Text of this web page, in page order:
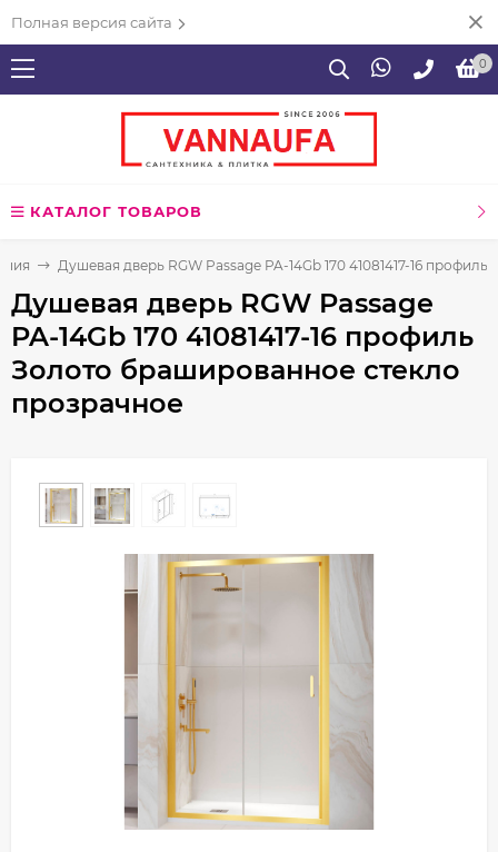
Полная версия сайта
0
КАТАЛОГ ТОВАРОВ
Душевая дверь RGW Passage PA-14Gb 170 41081417-16
Душевая дверь RGW Passage
PA-14Gb 170 41081417-16 профиль
Золото брашированное стекло
прозрачное